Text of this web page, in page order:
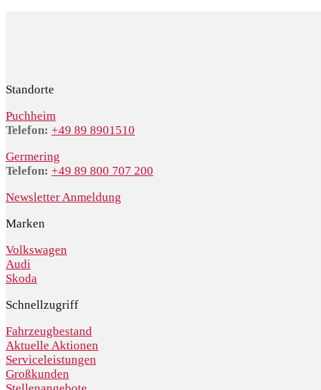
Standorte
Puchheim
Telefon: +49 89 8901510
Germering
Telefon: +49 89 800 707 200
Newsletter Anmeldung
Marken
Volkswagen
Audi
Skoda
Schnellzugriff
Fahrzeugbestand
Aktuelle Aktionen
Serviceleistungen
Großkunden